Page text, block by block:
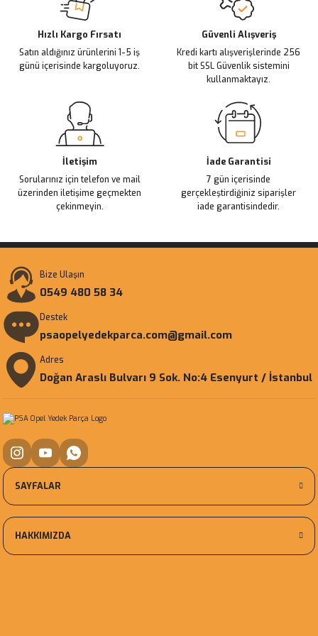
Ürün bilgilerinde hatalar bulunuyor.
Ürün fiyatı diğer sitelerden daha pahalı.
Bu ürüne benzer farklı alternatifler olmalı.
Hızlı Kargo Fırsatı
Satın aldığınız ürünlerini 1-5 iş
günü içerisinde kargoluyoruz.
Güvenli Alışveriş
Kredi kartı alışverişlerinde 256
bit SSL Güvenlik sistemini
kullanmaktayız.
İletişim
Sorularınız için telefon ve mail
üzerinden iletişime geçmekten
çekinmeyin.
İade Garantisi
7 gün içerisinde
gerçekleştirdiğiniz siparişler
iade garantisindedir.
Bize Ulaşın
0549 480 58 34
Destek
psaopelyedekparca.com@gmail.com
Adres
Doğan Araslı Bulvarı 9 Sok. No:4 Esenyurt / İstanbul
SAYFALAR
HAKKIMIZDA